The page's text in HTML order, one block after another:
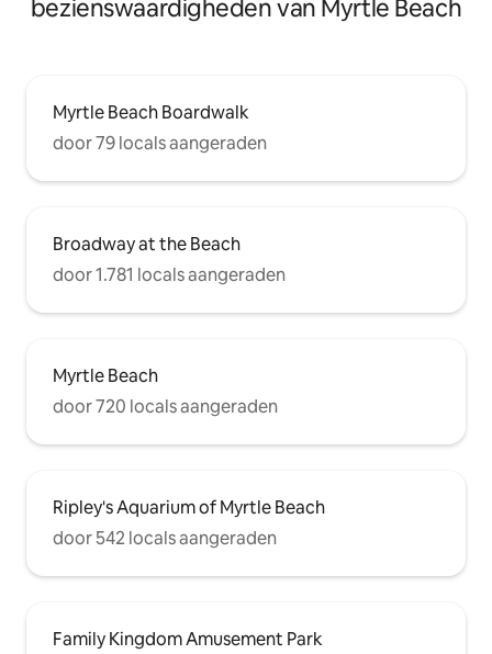
bezienswaardigheden van Myrtle Beach
Myrtle Beach Boardwalk
door 79 locals aangeraden
Broadway at the Beach
door 1.781 locals aangeraden
Myrtle Beach
door 720 locals aangeraden
Ripley's Aquarium of Myrtle Beach
door 542 locals aangeraden
Family Kingdom Amusement Park